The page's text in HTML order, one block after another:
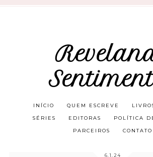
INÍCIO QUEM ESCREVE
SÉRIES EDITORAS POLÍTICA
PARCEIROS CONTATO
6.1.24